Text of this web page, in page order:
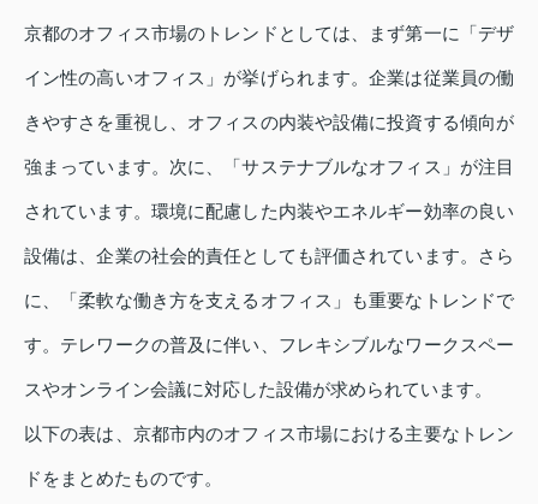
京都のオフィス市場のトレンドとしては、まず第一に「デザ
イン性の高いオフィス」が挙げられます。企業は従業員の働
きやすさを重視し、オフィスの内装や設備に投資する傾向が
強まっています。次に、「サステナブルなオフィス」が注目
されています。環境に配慮した内装やエネルギー効率の良い
設備は、企業の社会的責任としても評価されています。さら
に、「柔軟な働き方を支えるオフィス」も重要なトレンドで
す。テレワークの普及に伴い、フレキシブルなワークスペー
スやオンライン会議に対応した設備が求められています。
以下の表は、京都市内のオフィス市場における主要なトレン
ドをまとめたものです。